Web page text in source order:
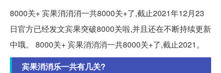
8000关+ 宾果消消消一共8000关+了,截止2021年12月23
日官方已经发文宾果突破8000关啦,并且还在不断持续更新
中哦。 8000关+ 宾果消消消一共8000关+了,截止2021。
宾果消消乐一共有几关?